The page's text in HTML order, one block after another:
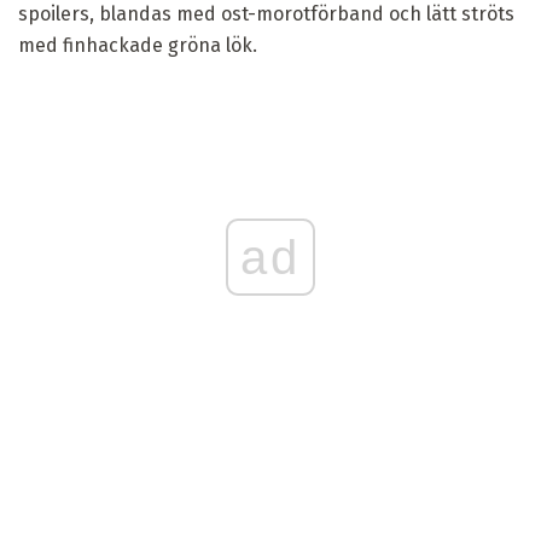
spoilers, blandas med ost-morotförband och lätt ströts
med finhackade gröna lök.
ad